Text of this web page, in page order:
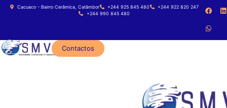
Cacuaco - Bairro Cerâmica, Catâmbor +244 925 845 480
+244 922 820 247
+244 990 845 480
Contactos